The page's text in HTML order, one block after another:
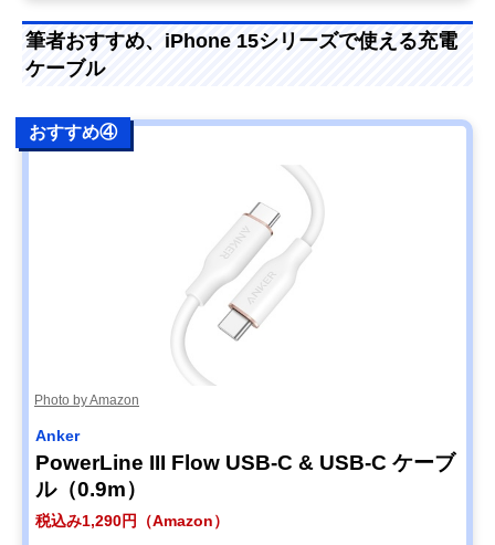
筆者おすすめ、iPhone 15シリーズで使える充電
ケーブル
おすすめ④
Photo by Amazon
Anker
PowerLine III Flow USB-C & USB-C ケーブ
ル（0.9m）
税込み1,290円（Amazon）